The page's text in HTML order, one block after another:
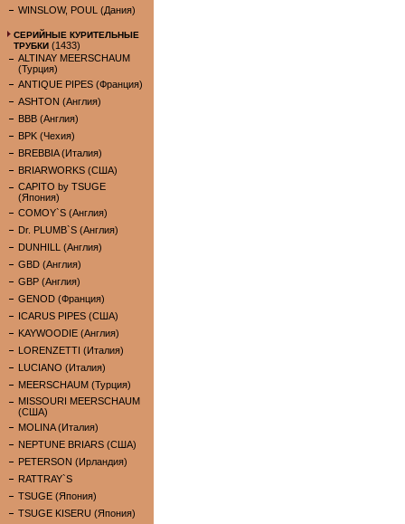
WINSLOW, POUL (Дания)
СЕРИЙНЫЕ КУРИТЕЛЬНЫЕ
ТРУБКИ (1433)
ALTINAY MEERSCHAUM
(Турция)
ANTIQUE PIPES (Франция)
ASHTON (Англия)
BBB (Англия)
BPK (Чехия)
BREBBIA (Италия)
BRIARWORKS (США)
CAPITO by TSUGE
(Япония)
COMOY`S (Англия)
Dr. PLUMB`S (Англия)
DUNHILL (Англия)
GBD (Англия)
GBP (Англия)
GENOD (Франция)
ICARUS PIPES (США)
KAYWOODIE (Англия)
LORENZETTI (Италия)
LUCIANO (Италия)
MEERSCHAUM (Турция)
MISSOURI MEERSCHAUM
(США)
MOLINA (Италия)
NEPTUNE BRIARS (США)
PETERSON (Ирландия)
RATTRAY`S
TSUGE (Япония)
TSUGE KISERU (Япония)